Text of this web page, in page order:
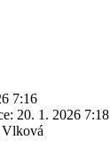
7:16
20. 1. 2026 7:18
Vlková